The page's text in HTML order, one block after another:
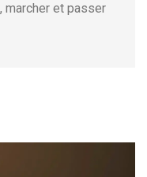
marcher et passer